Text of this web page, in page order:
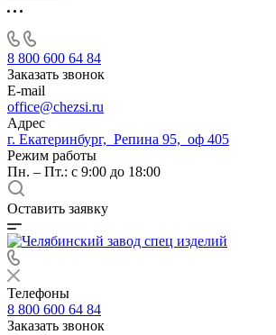
8 800 600 64 84
Заказать звонок
E-mail
office@chezsi.ru
Адрес
г. Екатеринбург, Репина 95, оф 405
Режим работы
Пн. – Пт.: с 9:00 до 18:00
Оставить заявку
Телефоны
8 800 600 64 84
Заказать звонок